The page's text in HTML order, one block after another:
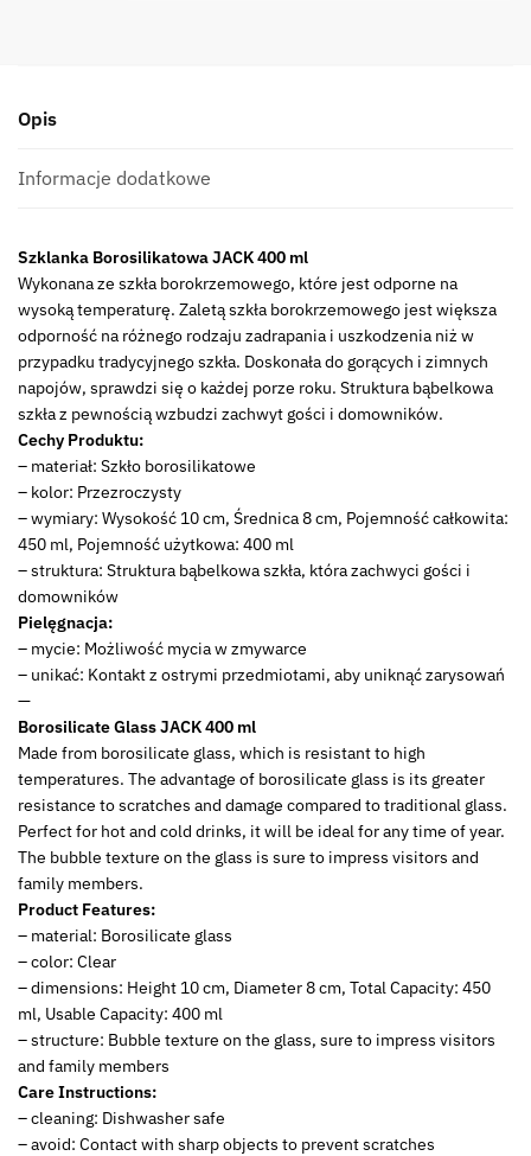
400
long
glass
JACK
cup
400
ml
long
Opis
Informacje dodatkowe
Szklanka Borosilikatowa JACK 400 ml
Wykonana ze szkła borokrzemowego, które jest odporne na
wysoką temperaturę. Zaletą szkła borokrzemowego jest większa
odporność na różnego rodzaju zadrapania i uszkodzenia niż w
przypadku tradycyjnego szkła. Doskonała do gorących i zimnych
napojów, sprawdzi się o każdej porze roku. Struktura bąbelkowa
szkła z pewnością wzbudzi zachwyt gości i domowników.
Cechy Produktu:
– materiał: Szkło borosilikatowe
– kolor: Przezroczysty
– wymiary: Wysokość 10 cm, Średnica 8 cm, Pojemność całkowita:
450 ml, Pojemność użytkowa: 400 ml
– struktura: Struktura bąbelkowa szkła, która zachwyci gości i
domowników
Pielęgnacja:
– mycie: Możliwość mycia w zmywarce
– unikać: Kontakt z ostrymi przedmiotami, aby uniknąć zarysowań
—
Borosilicate Glass JACK 400 ml
Made from borosilicate glass, which is resistant to high
temperatures. The advantage of borosilicate glass is its greater
resistance to scratches and damage compared to traditional glass.
Perfect for hot and cold drinks, it will be ideal for any time of year.
The bubble texture on the glass is sure to impress visitors and
family members.
Product Features:
– material: Borosilicate glass
– color: Clear
– dimensions: Height 10 cm, Diameter 8 cm, Total Capacity: 450
ml, Usable Capacity: 400 ml
– structure: Bubble texture on the glass, sure to impress visitors
and family members
Care Instructions:
– cleaning: Dishwasher safe
– avoid: Contact with sharp objects to prevent scratches